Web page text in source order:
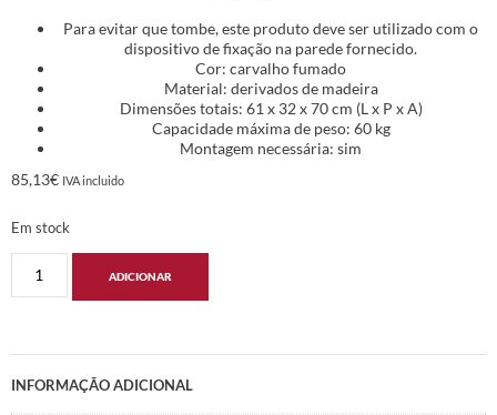
Para evitar que tombe, este produto deve ser utilizado com o
dispositivo de fixação na parede fornecido.
Cor: carvalho fumado
Material: derivados de madeira
Dimensões totais: 61 x 32 x 70 cm (L x P x A)
Capacidade máxima de peso: 60 kg
Montagem necessária: sim
85,13€ IVA incluido
Em stock
ADICIONAR
INFORMAÇÃO ADICIONAL